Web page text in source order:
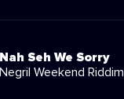
Nah Seh We Sorry
Negril Weekend Riddim